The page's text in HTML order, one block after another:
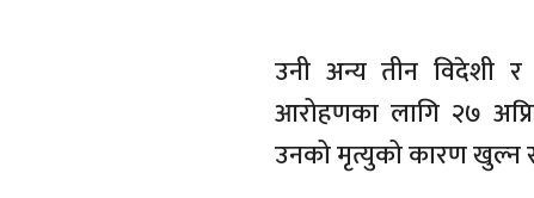
उनी अन्य तीन विदेशी
आरोहणका लागि २७
उनको मृत्युको कारण खुल्न